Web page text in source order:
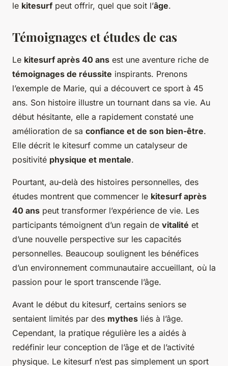
le kitesurf peut offrir, quel que soit l’âge.
Témoignages et études de cas
Le kitesurf après 40 ans est une aventure riche de
témoignages de réussite inspirants. Prenons
l’exemple de Marie, qui a découvert ce sport à 45
ans. Son histoire illustre un tournant dans sa vie. Au
début hésitante, elle a rapidement constaté une
amélioration de sa confiance et de son bien-être.
Elle décrit le kitesurf comme un catalyseur de
positivité physique et mentale.
Pourtant, au-delà des histoires personnelles, des
études montrent que commencer le kitesurf après
40 ans peut transformer l’expérience de vie. Les
participants témoignent d’un regain de vitalité et
d’une nouvelle perspective sur les capacités
personnelles. Beaucoup soulignent les bénéfices
d’un environnement communautaire accueillant, où la
passion pour le sport transcende l’âge.
Avant le début du kitesurf, certains seniors se
sentaient limités par des mythes liés à l’âge.
Cependant, la pratique régulière les a aidés à
redéfinir leur conception de l’âge et de l’activité
physique. Le kitesurf n’est pas simplement un sport